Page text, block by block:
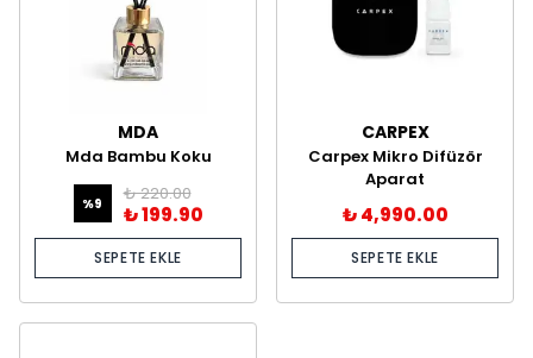
MDA
Mda Bambu Koku
Ocassion 120 ml
%9 ₺ 220.00
₺ 199.90
SEPETE EKLE
CARPEX
Carpex Mikro Difüzör
Aparat
₺ 4,990.00
SEPETE EKLE